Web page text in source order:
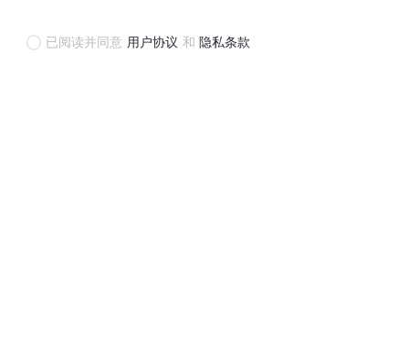
已阅读并同意 用户协议 和 隐私条款